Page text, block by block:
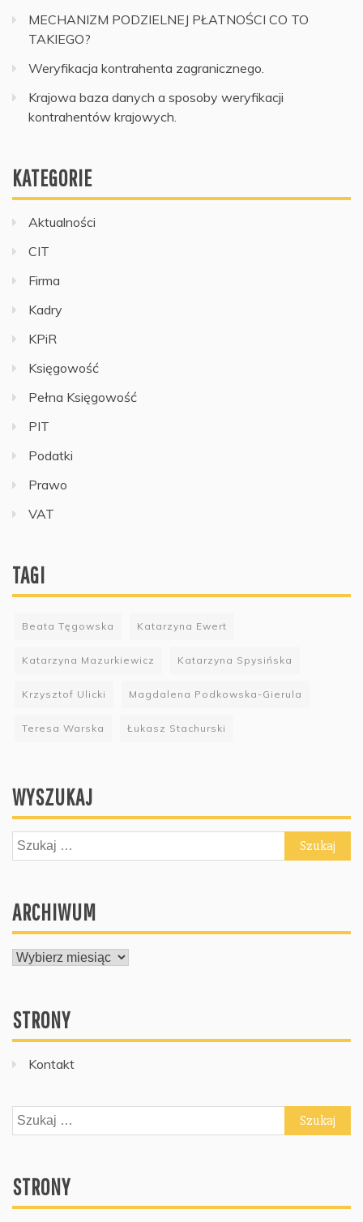
MECHANIZM PODZIELNEJ PŁATNOŚCI CO TO
TAKIEGO?
Weryfikacja kontrahenta zagranicznego.
Krajowa baza danych a sposoby weryfikacji
kontrahentów krajowych.
KATEGORIE
Aktualności
CIT
Firma
Kadry
KPiR
Księgowość
Pełna Księgowość
PIT
Podatki
Prawo
VAT
TAGI
Beata Tęgowska Katarzyna Ewert
Katarzyna Mazurkiewicz Katarzyna Spysińska
Krzysztof Ulicki Magdalena Podkowska-Gierula
Teresa Warska Łukasz Stachurski
WYSZUKAJ
Szukaj:
ARCHIWUM
ARCHIWUM
STRONY
Kontakt
Szukaj:
STRONY